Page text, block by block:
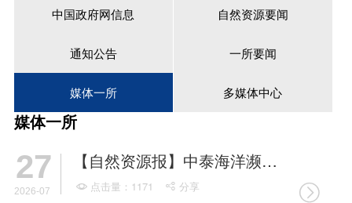
共建机构
一所要闻
科研动态
荣誉称号
招生信息
规章制度
一所主页
国际合作项目
综合档案室中国政府网信息 自然资源要闻
通知公告 一所要闻
媒体一所 多媒体中心
媒体一所
27
2026-07
【自然资源报】中泰海洋濒危物种栖息地建模技术培训班举办
 点击量：1171  分享 